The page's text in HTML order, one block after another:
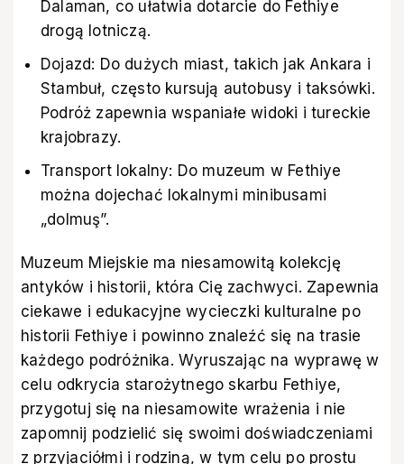
Dalaman, co ułatwia dotarcie do Fethiye
drogą lotniczą.
Dojazd: Do dużych miast, takich jak Ankara i
Stambuł, często kursują autobusy i taksówki.
Podróż zapewnia wspaniałe widoki i tureckie
krajobrazy.
Transport lokalny: Do muzeum w Fethiye
można dojechać lokalnymi minibusami
„dolmuş”.
Muzeum Miejskie ma niesamowitą kolekcję
antyków i historii, która Cię zachwyci. Zapewnia
ciekawe i edukacyjne wycieczki kulturalne po
historii Fethiye i powinno znaleźć się na trasie
każdego podróżnika. Wyruszając na wyprawę w
celu odkrycia starożytnego skarbu Fethiye,
przygotuj się na niesamowite wrażenia i nie
zapomnij podzielić się swoimi doświadczeniami
z przyjaciółmi i rodziną, w tym celu po prostu